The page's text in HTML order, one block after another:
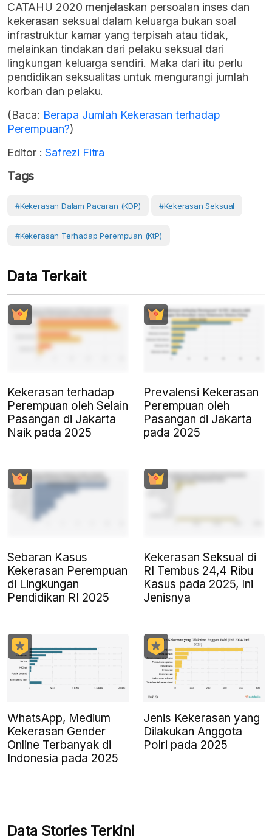
CATAHU 2020 menjelaskan persoalan inses dan
kekerasan seksual dalam keluarga bukan soal
infrastruktur kamar yang terpisah atau tidak,
melainkan tindakan dari pelaku seksual dari
lingkungan keluarga sendiri. Maka dari itu perlu
pendidikan seksualitas untuk mengurangi jumlah
korban dan pelaku.
(Baca: Berapa Jumlah Kekerasan terhadap
Perempuan?)
Editor : Safrezi Fitra
Tags
#Kekerasan Dalam Pacaran (KDP) #Kekerasan Seksual
#Kekerasan Terhadap Perempuan (KtP)
Data Terkait
Kekerasan terhadap
Perempuan oleh Selain
Pasangan di Jakarta
Naik pada 2025
Prevalensi Kekerasan
Perempuan oleh
Pasangan di Jakarta
pada 2025
Sebaran Kasus
Kekerasan Perempuan
di Lingkungan
Pendidikan RI 2025
Kekerasan Seksual di
RI Tembus 24,4 Ribu
Kasus pada 2025, Ini
Jenisnya
WhatsApp, Medium
Kekerasan Gender
Online Terbanyak di
Indonesia pada 2025
Jenis Kekerasan yang
Dilakukan Anggota
Polri pada 2025
Data Stories Terkini